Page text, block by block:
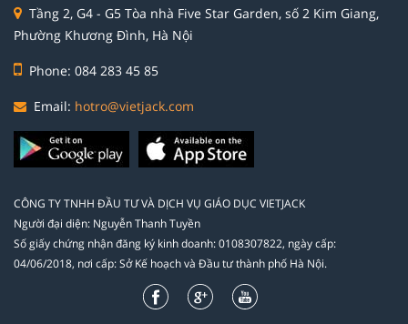
Tầng 2, G4 - G5 Tòa nhà Five Star Garden, số 2 Kim Giang,
Phường Khương Đình, Hà Nội
Phone: 084 283 45 85
Email: hotro@vietjack.com
CÔNG TY TNHH ĐẦU TƯ VÀ DỊCH VỤ GIÁO DỤC VIETJACK
Người đại diện: Nguyễn Thanh Tuyền
Số giấy chứng nhận đăng ký kinh doanh: 0108307822, ngày cấp:
04/06/2018, nơi cấp: Sở Kế hoạch và Đầu tư thành phố Hà Nội.